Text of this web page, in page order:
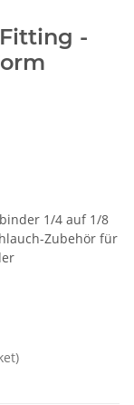
Fitting -
1/4 auf 1/8
Zubehör für